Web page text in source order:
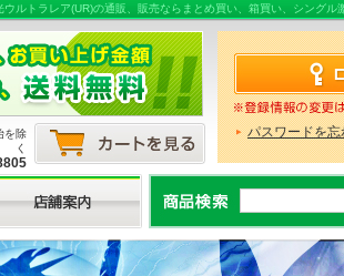
ルトラレア(UR)の通販、販売ならまとめ買い、箱買い、シングル
を除
く
パスワードを忘